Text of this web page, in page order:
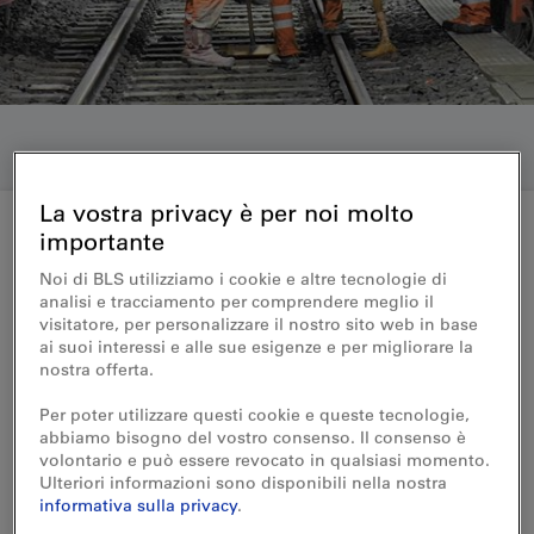
Medienmitteilung 29.03.2021
Bauarbeiten im Lötschberg-
Scheiteltunnel: Autozüge
verkehren im Halbstundentakt
Nach Ostern startet die BLS im Lötschberg-
Scheiteltunnel mit der nächsten Bauphase
La vostra privacy è per noi molto
importante
Noi di BLS utilizziamo i cookie e altre tecnologie di
analisi e tracciamento per comprendere meglio il
visitatore, per personalizzare il nostro sito web in base
ai suoi interessi e alle sue esigenze e per migliorare la
nostra offerta.
Per poter utilizzare questi cookie e queste tecnologie,
abbiamo bisogno del vostro consenso. Il consenso è
volontario e può essere revocato in qualsiasi momento.
Ulteriori informazioni sono disponibili nella nostra
informativa sulla privacy.